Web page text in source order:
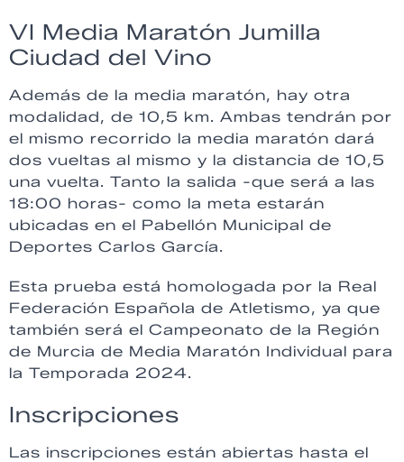
VI Media Maratón Jumilla
Ciudad del Vino
Además de la media maratón, hay otra
modalidad, de 10,5 km. Ambas tendrán por
el mismo recorrido la media maratón dará
dos vueltas al mismo y la distancia de 10,5
una vuelta. Tanto la salida -que será a las
18:00 horas- como la meta estarán
ubicadas en el Pabellón Municipal de
Deportes Carlos García.
Esta prueba está homologada por la Real
Federación Española de Atletismo, ya que
también será el Campeonato de la Región
de Murcia de Media Maratón Individual para
la Temporada 2024.
Inscripciones
Las inscripciones están abiertas hasta el